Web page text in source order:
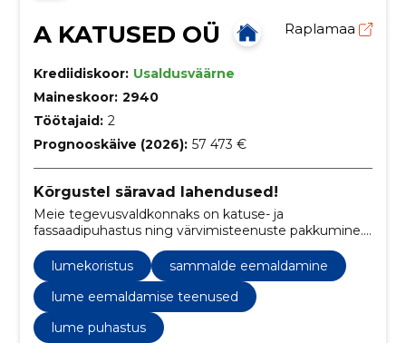
A KATUSED OÜ Raplamaa
Krediidiskoor: Usaldusväärne
Maineskoor: 2940
Töötajaid: 2
Prognooskäive (2026): 57 473 €
Kõrgustel säravad lahendused!
Meie tegevusvaldkonnaks on katuse- ja
fassaadipuhastus ning värvimisteenuste pakkumine.
Kasutame selleks kõrgtehnoloogilisi puhastus- ja
värvimismeetodeid, tagamaks mitte ainult visuaalset
ilu, vaid ka pikaajalist kaitset ilmastikumõjude vastu.
lumekoristus
sammalde eemaldamine
lume eemaldamise teenused
lume puhastus